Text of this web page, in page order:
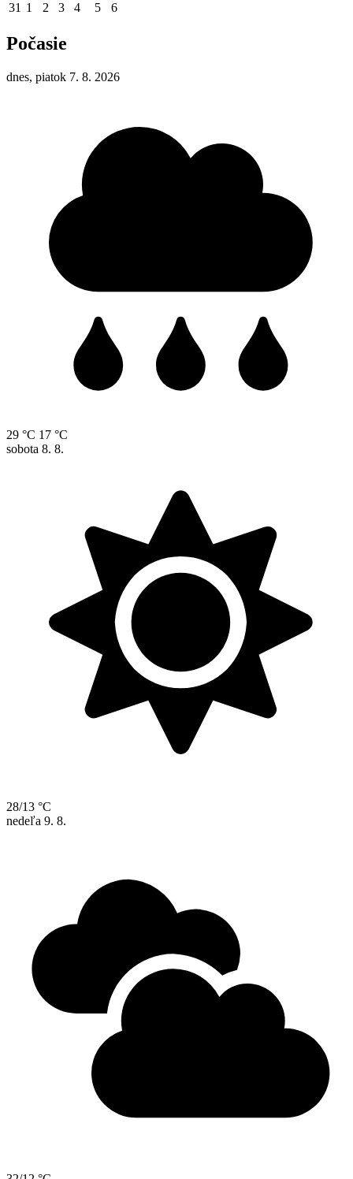
31 1 2 3 4 5 6
Počasie
dnes, piatok 7. 8. 2026
29 °C 17 °C
sobota 8. 8.
28/13 °C
nedeľa 9. 8.